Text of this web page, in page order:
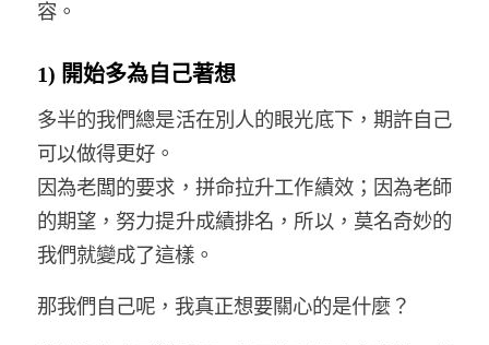
容。
1) 開始多為自己著想
多半的我們總是活在別人的眼光底下，期許自己
可以做得更好。
因為老闆的要求，拼命拉升工作績效；因為老師
的期望，努力提升成績排名，所以，莫名奇妙的
我們就變成了這樣。
那我們自己呢，我真正想要關心的是什麼？